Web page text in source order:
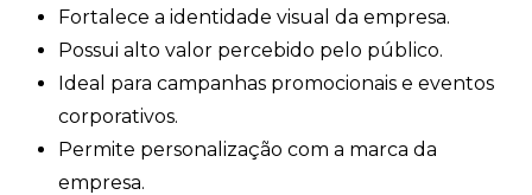
Fortalece a identidade visual da empresa.
Possui alto valor percebido pelo público.
Ideal para campanhas promocionais e eventos
corporativos.
Permite personalização com a marca da
empresa.